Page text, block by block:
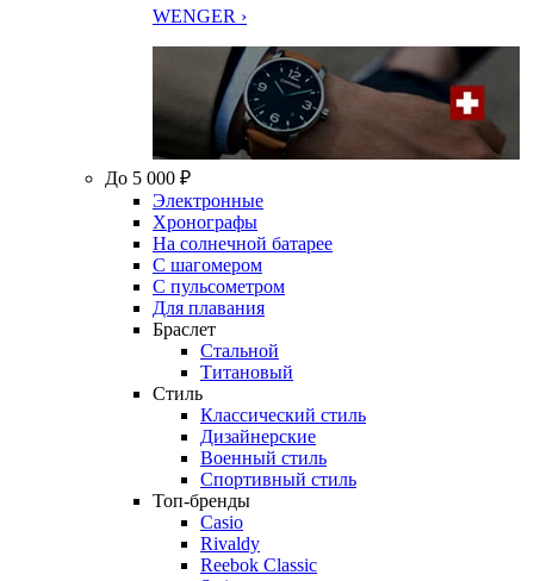
WENGER ›
До 5 000 ₽
Электронные
Хронографы
На солнечной батарее
С шагомером
С пульсометром
Для плавания
Браслет
Стальной
Титановый
Стиль
Классический стиль
Дизайнерские
Военный стиль
Спортивный стиль
Топ-бренды
Casio
Rivaldy
Reebok Classic